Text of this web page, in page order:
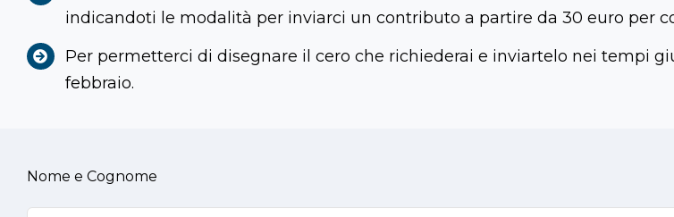
indicandoti le modalità per inviarci un contributo a partire da 30 euro per
Per permetterci di disegnare il cero che richiederai e inviartelo nei tempi
febbraio.
Nome e Cognome